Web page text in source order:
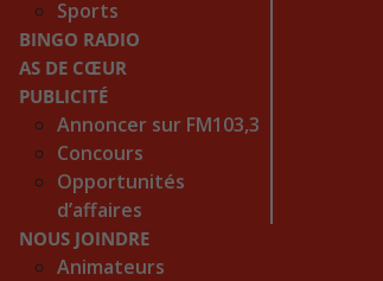
Sports
BINGO RADIO
AS DE CŒUR
PUBLICITÉ
Annoncer sur FM103,3
Concours
Opportunités
d’affaires
NOUS JOINDRE
Animateurs